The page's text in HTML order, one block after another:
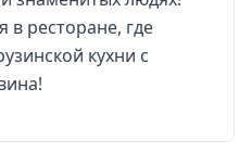
в ресторане, где
кухни с